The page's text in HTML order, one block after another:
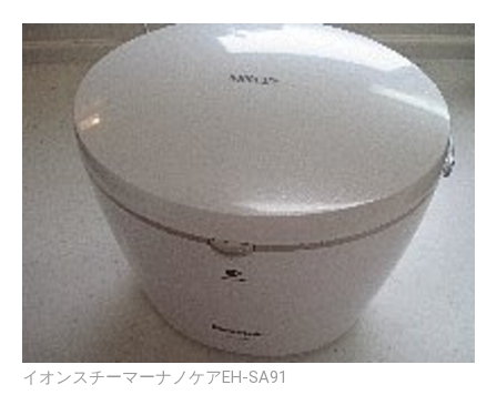
イオンスチーマーナノケアEH-SA91